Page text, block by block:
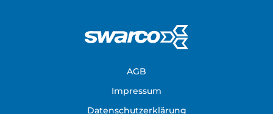
AGB
Impressum
Datenschutzerklärung